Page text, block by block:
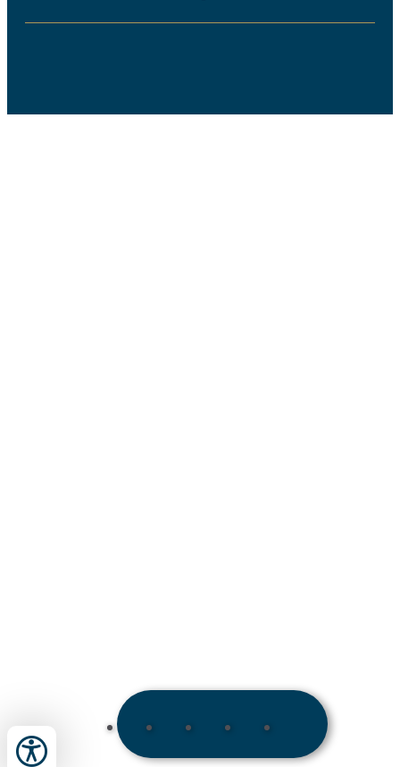
GIRO PANORAMICOGALLERIA FOTOGRAFICA
VIDEOTECANEWSLETTER